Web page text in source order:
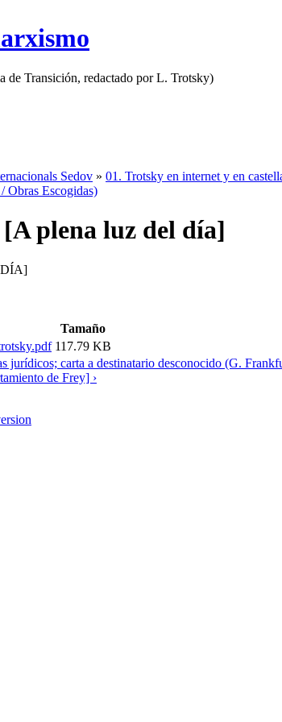
de Transición, redactado por L. Trotsky)
Sedov » 01. Trotsky en internet y en
Obras Escogidas)
[A plena luz del día]
Tamaño
117.79 KB
jurídicos; carta a destinatario desconocido (G.
de Frey] ›